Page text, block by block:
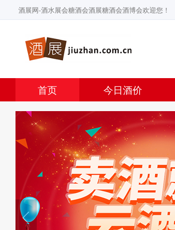
酒展网-酒水展会糖酒会酒展糖酒会酒博会欢迎您！
首页 今日酒价